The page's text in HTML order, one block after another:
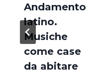
Andamento
latino.
Musiche
come case
da abitare